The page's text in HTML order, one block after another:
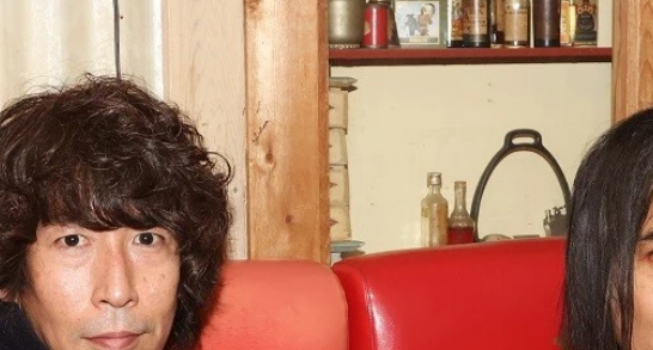
和真氏（左）とソウル・フラワー・ユニオンの中川敬氏
きデブ猫ちゃん マルのはじまりの鐘』より
早見氏（左）。「沖縄編、北海道編、広島編、長崎編も読みたい」と語